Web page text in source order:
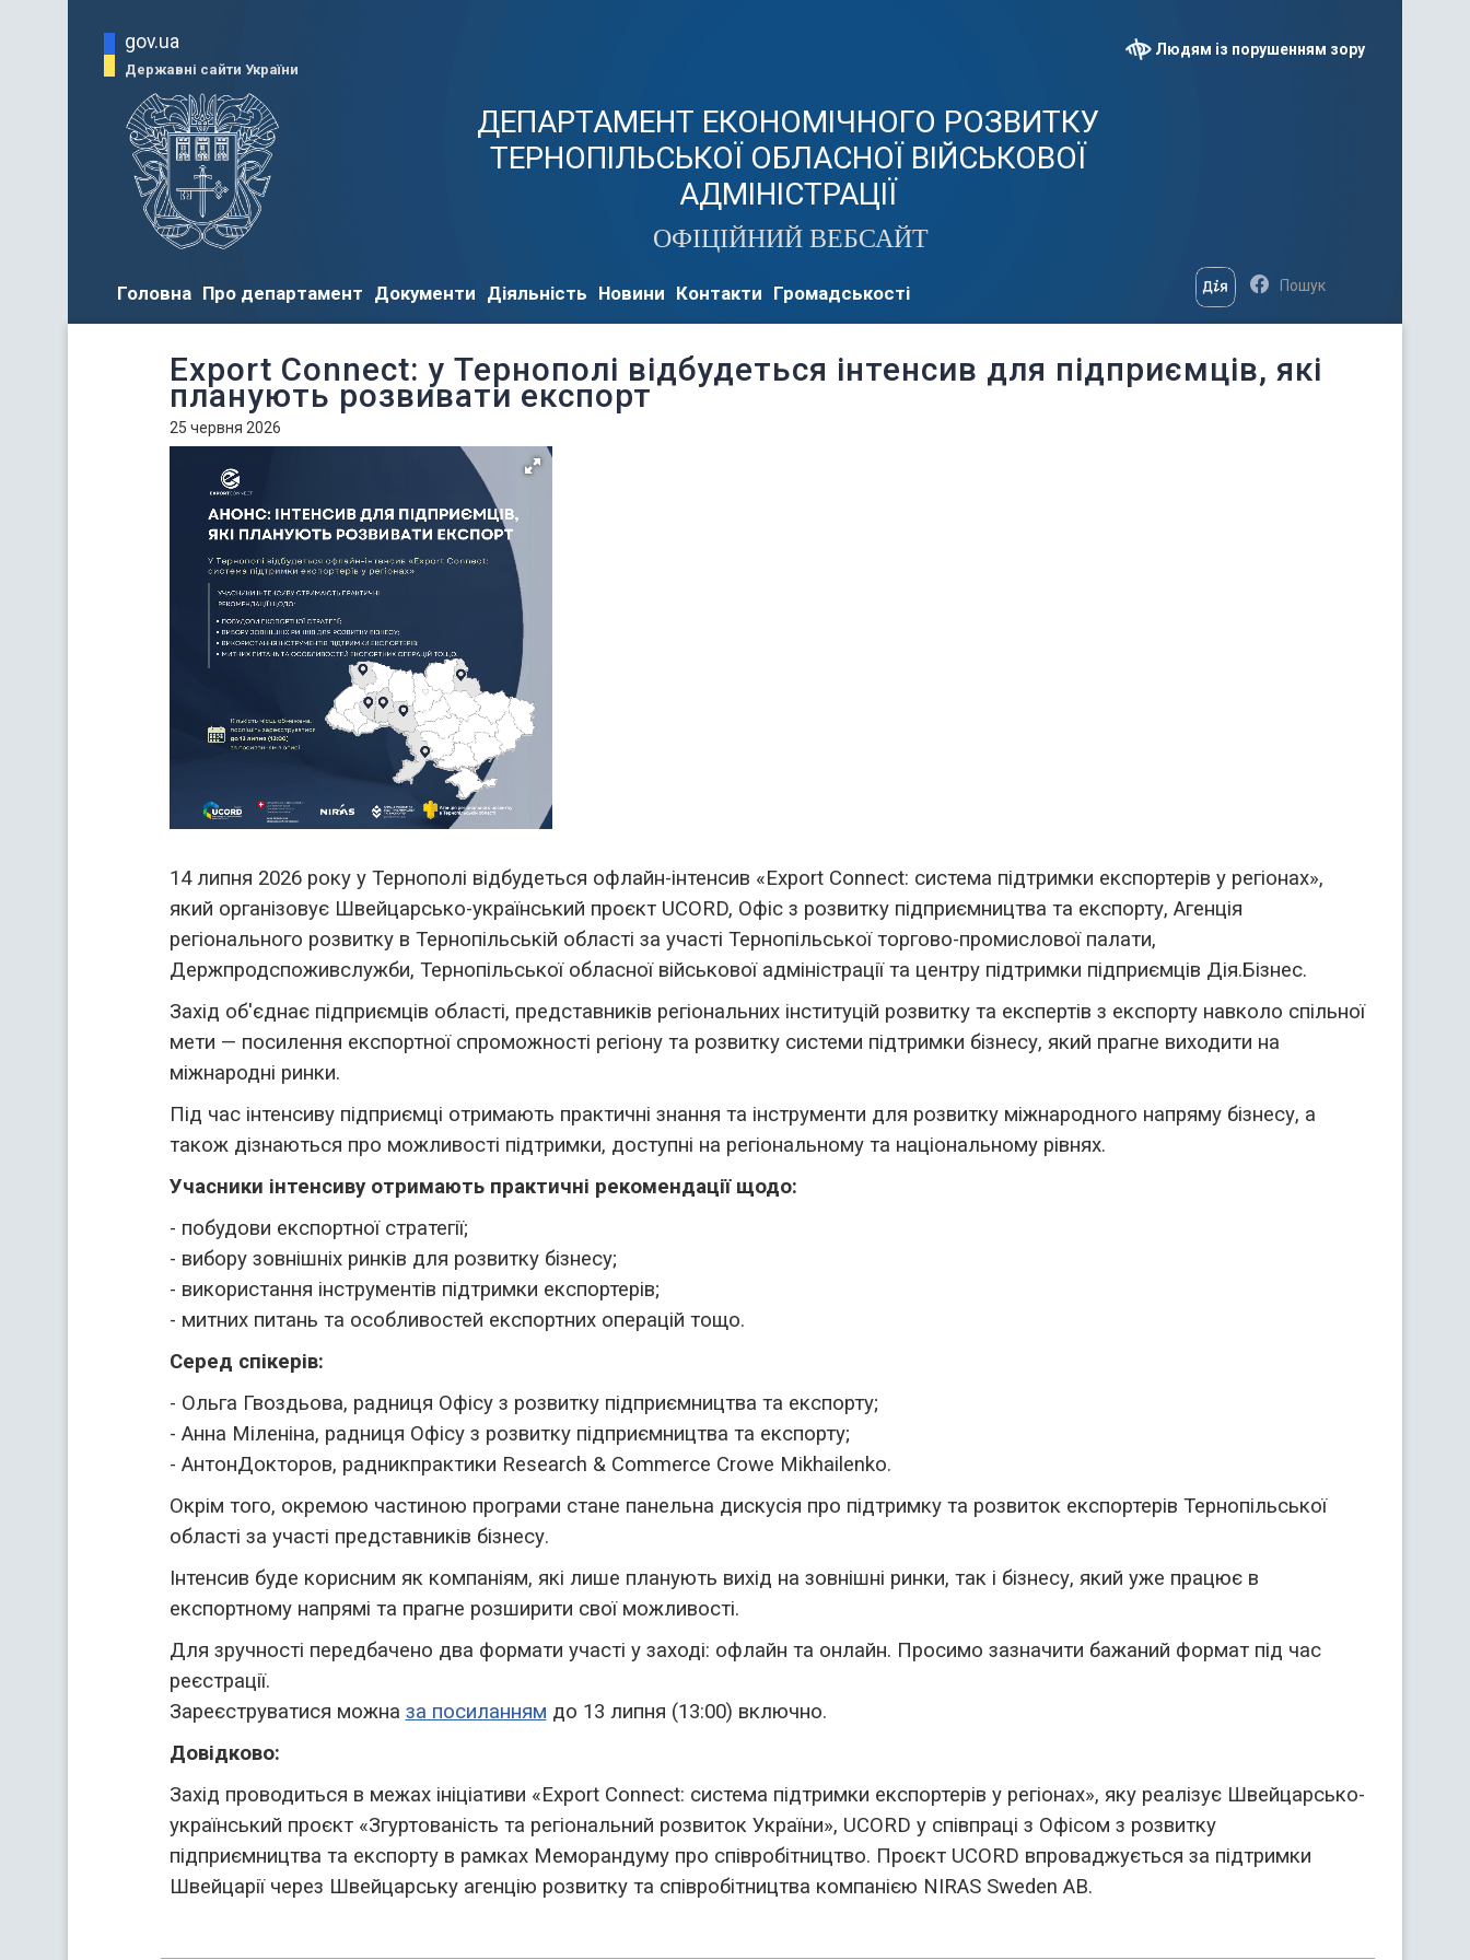
gov.ua
Державні сайти України
ДЕПАРТАМЕНТ ЕКОНОМІЧНОГО РОЗВИТКУ
ТЕРНОПІЛЬСЬКОЇ ОБЛАСНОЇ ВІЙСЬКОВОЇ
АДМІНІСТРАЦІЇ
ОФІЦІЙНИЙ ВЕБСАЙТ
Людям із порушенням зору
Головна Про департамент Документи Діяльність Новини Контакти Громадськості
Export Connect: у Тернополі відбудеться інтенсив для підприємців, які
планують розвивати експорт
25 червня 2026
14 липня 2026 року у Тернополі відбудеться офлайн-інтенсив «Export Connect: система підтримки експортерів у регіонах»,
який організовує Швейцарсько-український проєкт UCORD, Офіс з розвитку підприємництва та експорту, Агенція
регіонального розвитку в Тернопільській області за участі Тернопільської торгово-промислової палати,
Держпродспоживслужби, Тернопільської обласної військової адміністрації та центру підтримки підприємців Дія.Бізнес.
Захід об'єднає підприємців області, представників регіональних інституцій розвитку та експертів з експорту навколо спільної
мети — посилення експортної спроможності регіону та розвитку системи підтримки бізнесу, який прагне виходити на
міжнародні ринки.
Під час інтенсиву підприємці отримають практичні знання та інструменти для розвитку міжнародного напряму бізнесу, а
також дізнаються про можливості підтримки, доступні на регіональному та національному рівнях.
Учасники інтенсиву отримають практичні рекомендації щодо:
- побудови експортної стратегії;
- вибору зовнішніх ринків для розвитку бізнесу;
- використання інструментів підтримки експортерів;
- митних питань та особливостей експортних операцій тощо.
Серед спікерів:
- Ольга Гвоздьова, радниця Офісу з розвитку підприємництва та експорту;
- Анна Міленіна, радниця Офісу з розвитку підприємництва та експорту;
- АнтонДокторов, радникпрактики Research & Commerce Crowe Mikhailenko.
Окрім того, окремою частиною програми стане панельна дискусія про підтримку та розвиток експортерів Тернопільської
області за участі представників бізнесу.
Інтенсив буде корисним як компаніям, які лише планують вихід на зовнішні ринки, так і бізнесу, який уже працює в
експортному напрямі та прагне розширити свої можливості.
Для зручності передбачено два формати участі у заході: офлайн та онлайн. Просимо зазначити бажаний формат під час
реєстрації.
Зареєструватися можна за посиланням до 13 липня (13:00) включно.
Довідково:
Захід проводиться в межах ініціативи «Export Connect: система підтримки експортерів у регіонах», яку реалізує Швейцарсько-
український проєкт «Згуртованість та регіональний розвиток України», UCORD у співпраці з Офісом з розвитку
підприємництва та експорту в рамках Меморандуму про співробітництво. Проєкт UCORD впроваджується за підтримки
Швейцарії через Швейцарську агенцію розвитку та співробітництва компанією NIRAS Sweden AB.